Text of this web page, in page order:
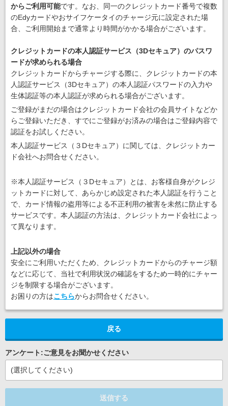
からご利用可能です。なお、同一のクレジットカード番号で複数
のEdyカードやおサイフケータイのチャージ元に設定された場
合、ご利用開始まで通常より時間がかかる場合がございます。
クレジットカードの本人認証サービス（3Dセキュア）のパスワ
ードが求められる場合
クレジットカードからチャージする際に、クレジットカードの本
人認証サービス（3Dセキュア）の本人認証パスワードの入力や
生体認証等の本人認証が求められる場合がございます。
ご登録がまだの場合はクレジットカード会社の会員サイトなどか
らご登録いただき、すでにご登録がお済みの場合はご登録内容で
認証をお試しください。
本人認証サービス（３Dセキュア）に関しては、クレジットカー
ド会社へお問合せください。
※本人認証サービス（３Dセキュア）とは、お客様自身がクレジ
ットカードに対して、あらかじめ設定された本人認証を行うこと
で、カード情報の盗用等による不正利用の被害を未然に防止する
サービスです。本人認証の方法は、クレジットカード会社によっ
て異なります。
上記以外の場合
安全にご利用いただくため、クレジットカードからのチャージ額
などに応じて、当社で利用状況の確認をするため一時的にチャー
ジを制限する場合がございます。
お困りの方はこちらからお問合せください。
戻る
アンケート:ご意見をお聞かせください
(選択してください)
送信する